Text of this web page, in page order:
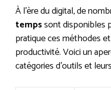
À l’ère du digital, de
tempssont disponibles
pratique ces méthodes
productivité. Voici un
catégories d’outils et